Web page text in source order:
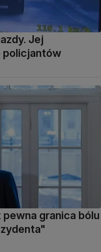
Jej
policjantów
pewna granica bólu